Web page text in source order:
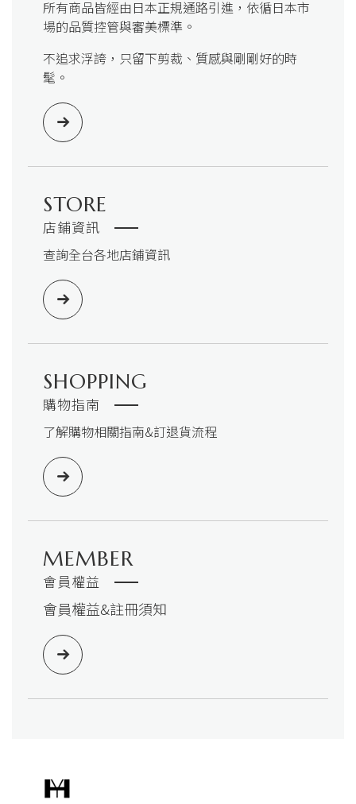
所有商品皆經由日本正規通路引進，依循日本市
場的品質控管與審美標準。
不追求浮誇，只留下剪裁、質感與剛剛好的時
髦。
STORE
店鋪資訊
查詢全台各地店鋪資訊
SHOPPING
購物指南
了解購物相關指南&訂退貨流程
MEMBER
會員權益
會員權益&註冊須知